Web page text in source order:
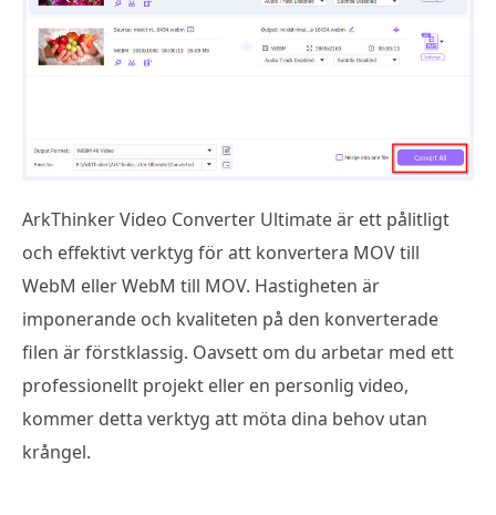
ArkThinker Video Converter Ultimate är ett pålitligt
och effektivt verktyg för att konvertera MOV till
WebM eller WebM till MOV. Hastigheten är
imponerande och kvaliteten på den konverterade
filen är förstklassig. Oavsett om du arbetar med ett
professionellt projekt eller en personlig video,
kommer detta verktyg att möta dina behov utan
krångel.